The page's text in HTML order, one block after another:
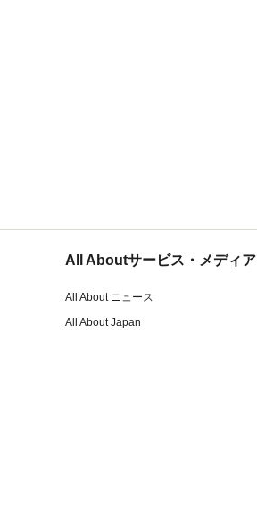
All Aboutサービス・メディア
All About ニュース
All About Japan